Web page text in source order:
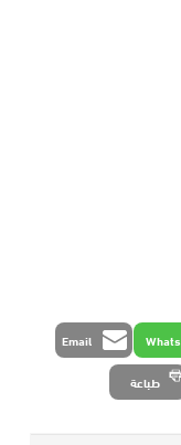
Email
طباعة